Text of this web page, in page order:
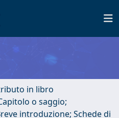
in libro
o saggio;
introduzione; Schede di